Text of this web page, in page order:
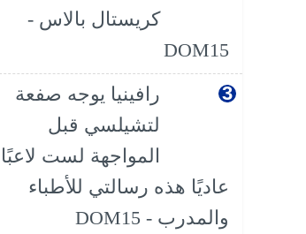
كريستال بالاس -
DOM15
رافينيا يوجه صفعة
لتشيلسي قبل
المواجهة لست لاعبًا
عاديًا هذه رسالتي للأطباء
والمدرب - DOM15